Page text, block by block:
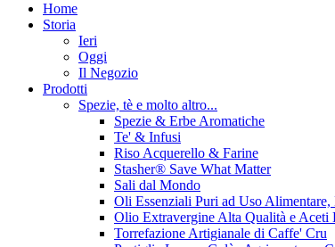
Home
Storia
Ieri
Oggi
Il Negozio
Prodotti
Spezie, tè e molto altro...
Spezie & Erbe Aromatiche
Te' & Infusi
Riso Acquerello & Farine
Stasher®️ Save What Matter
Sali dal Mondo
Oli Essenziali Puri ad Uso
Olio Extravergine Alta Qualità e Aceti
Torrefazione Artigianale di Caffe' Cru